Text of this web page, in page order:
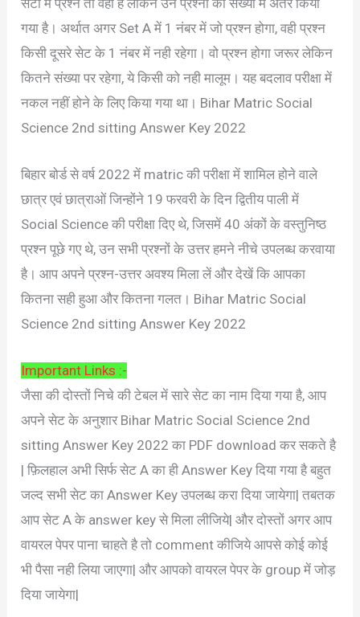
गया है। अर्थात अगर Set A में 1 नंबर में जो प्रश्न होगा, वही प्रश्न
किसी दूसरे सेट के 1 नंबर में नही रहेगा। वो प्रश्न होगा जरूर लेकिन
कितने संख्या पर रहेगा, ये किसी को नही मालूम। यह बदलाव परीक्षा में
नकल नहीं होने के लिए किया गया था। Bihar Matric Social
Science 2nd sitting Answer Key 2022
बिहार बोर्ड से वर्ष 2022 में matric की परीक्षा में शामिल होने वाले
छात्र एवं छात्राओं जिन्होंने 19 फरवरी के दिन द्वितीय पाली में
Social Science की परीक्षा दिए थे, जिसमें 40 अंकों के वस्तुनिष्ठ
प्रश्न पूछे गए थे, उन सभी प्रश्नों के उत्तर हमने नीचे उपलब्ध करवाया
है। आप अपने प्रश्न-उत्तर अवश्य मिला लें और देखें कि आपका
कितना सही हुआ और कितना गलत। Bihar Matric Social
Science 2nd sitting Answer Key 2022
Important Links :-
जैसा की दोस्तों निचे की टेबल में सारे सेट का नाम दिया गया है, आप
अपने सेट के अनुशार Bihar Matric Social Science 2nd
sitting Answer Key 2022 का PDF download कर सकते है
| फ़िलहाल अभी सिर्फ सेट A का ही Answer Key दिया गया है बहुत
जल्द सभी सेट का Answer Key उपलब्ध करा दिया जायेगा| तबतक
आप सेट A के answer key से मिला लीजिये| और दोस्तों अगर आप
वायरल पेपर पाना चाहते है तो comment कीजिये आपसे कोई कोई
भी पैसा नही लिया जाएगा| और आपको वायरल पेपर के group में जोड़
दिया जायेगा|